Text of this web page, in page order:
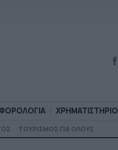
ΦΟΡΟΛΟΓΙΑ ΧΡΗΜΑΤΙΣΤΗΡΙΟ
ΤΟΥΡΙΣΜΟΣ ΓΙΑ ΟΛΟΥΣ